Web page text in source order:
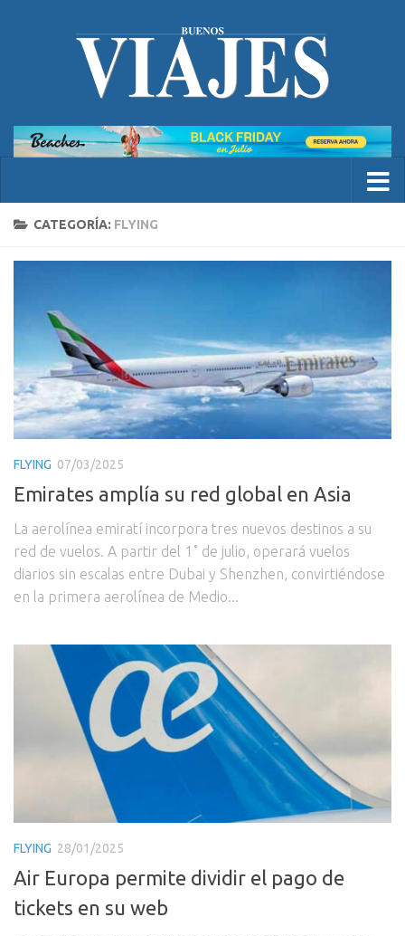
CATEGORÍA: FLYING
FLYING 07/03/2025
Emirates amplía su red global en Asia
La aerolínea emiratí incorpora tres nuevos destinos a su
red de vuelos. A partir del 1˚ de julio, operará vuelos
diarios sin escalas entre Dubai y Shenzhen, convirtiéndose
en la primera aerolínea de Medio...
FLYING 28/01/2025
Air Europa permite dividir el pago de
tickets en su web